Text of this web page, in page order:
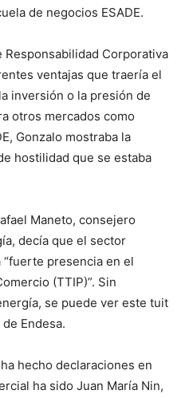
de negocios ESADE.
Corporativa
ventajas que traería el
inversión o la presión de
otros mercados como
Gonzalo mostraba la
hostilidad que se estaba
Maneto, consejero
decía que el sector
presencia en el
(TTIP)”. Sin
se puede ver este tuit
Endesa.
hecho declaraciones en
ha sido Juan María Nin,